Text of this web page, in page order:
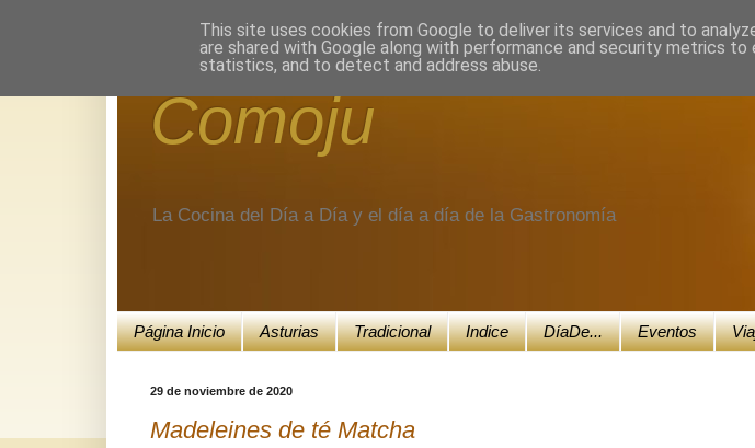
Comoju
La Cocina del Día a Día y el día a día de la Gastronomía
Página Inicio Asturias Tradicional Indice DíaDe... Eventos
29 de noviembre de 2020
Madeleines de té Matcha
This site uses cookies from Google to deliver its services and to
are shared with Google along with performance and security metrics
statistics, and to detect and address abuse.